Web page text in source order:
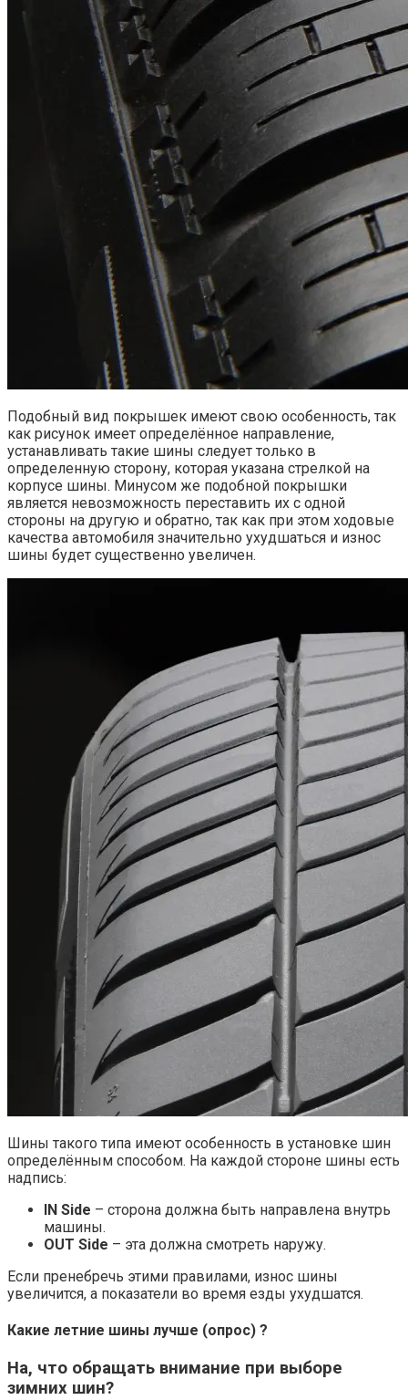
Подобный вид покрышек имеют свою особенность, так
как рисунок имеет определённое направление,
устанавливать такие шины следует только в
определенную сторону, которая указана стрелкой на
корпусе шины. Минусом же подобной покрышки
является невозможность переставить их с одной
стороны на другую и обратно, так как при этом ходовые
качества автомобиля значительно ухудшаться и износ
шины будет существенно увеличен.
Шины такого типа имеют особенность в установке шин
определённым способом. На каждой стороне шины есть
надпись:
IN Side – сторона должна быть направлена внутрь
машины.
OUT Side – эта должна смотреть наружу.
Если пренебречь этими правилами, износ шины
увеличится, а показатели во время езды ухудшатся.
Какие летние шины лучше (опрос) ?
На, что обращать внимание при выборе
зимних шин?